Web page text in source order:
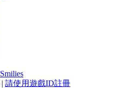
Smilies
| 請使用遊戲ID註冊